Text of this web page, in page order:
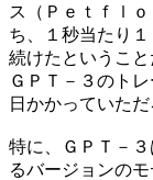
ス（Ｐｅｔｆｌ
ち、１秒当たり
続けたというこ
ＧＰＴ－３のト
日かかっていた
特に、ＧＰＴ－
るバージョンの